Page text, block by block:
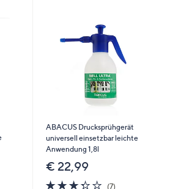
ABACUS Drucksprühgerät
universell einsetzbar leichte
Anwendung 1,8l
€ 22,99
3.3
(7)